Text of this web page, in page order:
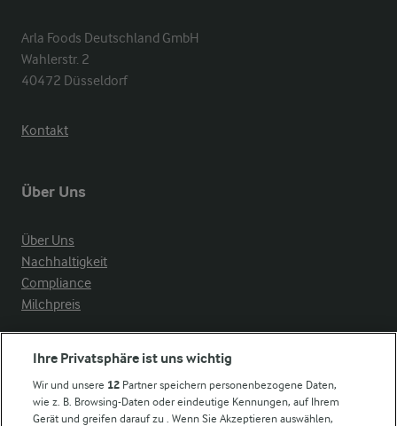
Arla Foods Deutschland GmbH
Wahlerstr. 2
40472 Düsseldorf
Kontakt
Über Uns
Über Uns
Nachhaltigkeit
Compliance
Milchpreis
Weitere Arla Websites
Ihre Privatsphäre ist uns wichtig
Wir und unsere 12 Partner speichern personenbezogene Daten,
wie z. B. Browsing-Daten oder eindeutige Kennungen, auf Ihrem
Gerät und greifen darauf zu . Wenn Sie Akzeptieren auswählen,